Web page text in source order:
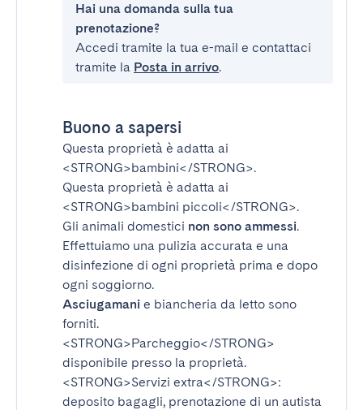
Hai una domanda sulla tua
prenotazione?
Accedi tramite la tua e-mail e contattaci
tramite la Posta in arrivo.
Buono a sapersi
Questa proprietà è adatta ai
<STRONG>bambini</STRONG>.
Questa proprietà è adatta ai
<STRONG>bambini piccoli</STRONG>.
Gli animali domestici non sono ammessi.
Effettuiamo una pulizia accurata e una
disinfezione di ogni proprietà prima e dopo
ogni soggiorno.
Asciugamani e biancheria da letto sono
forniti.
<STRONG>Parcheggio</STRONG>
disponibile presso la proprietà.
<STRONG>Servizi extra</STRONG>:
deposito bagagli, prenotazione di un autista